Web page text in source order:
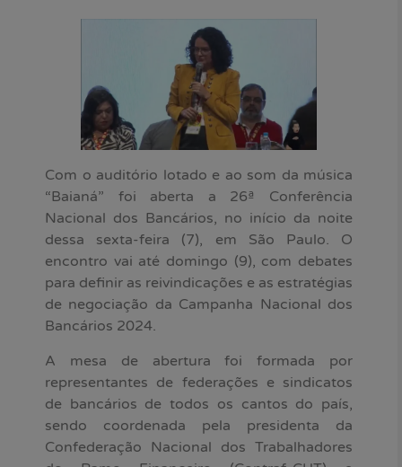
Com o auditório lotado e ao som da música
“Baianá” foi aberta a 26ª Conferência
Nacional dos Bancários, no início da noite
dessa sexta-feira (7), em São Paulo. O
encontro vai até domingo (9), com debates
para definir as reivindicações e as estratégias
de negociação da Campanha Nacional dos
Bancários 2024.
A mesa de abertura foi formada por
representantes de federações e sindicatos
de bancários de todos os cantos do país,
sendo coordenada pela presidenta da
Confederação Nacional dos Trabalhadores